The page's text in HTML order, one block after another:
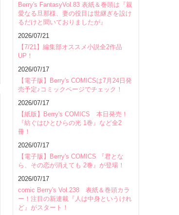
Berry's FantasyVol.83 表紙＆巻頭は『親
愛なる旦那様、妻の役目は世継ぎを設け
るだけと聞いておりましたが』
2026/07/21
【7/21】編集部オススメ小説全2作品
UP！
2026/07/17
【電子版】Berry's COMICSは7月24日発
売予定♪コミックページでチェック！
2026/07/17
【紙版】Berry's COMICS 本日発売！
『紡ぐはひとひらの光 1巻』など全2
冊！
2026/07/17
【電子版】Berry's COMICS 『君とな
ら、その恋が消えても 2巻』が登場！
2026/07/17
comic Berry's Vol.238 表紙＆巻頭カラ
ー！注目の新連載『人は中身というけれ
ど』がスタート！